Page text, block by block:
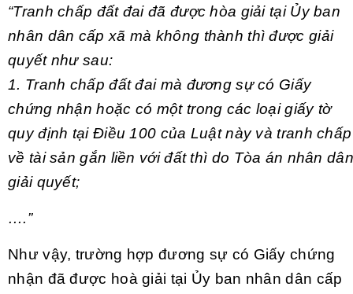
“Tranh chấp đất đai đã được hòa giải tại Ủy ban
nhân dân cấp xã mà không thành thì được giải
quyết như sau:
1. Tranh chấp đất đai mà đương sự có Giấy
chứng nhận hoặc có một trong các loại giấy tờ
quy định tại Điều 100 của Luật này và tranh chấp
về tài sản gắn liền với đất thì do Tòa án nhân dân
giải quyết;
….”
Như vậy, trường hợp đương sự có Giấy chứng
nhận đã được hoà giải tại Ủy ban nhân dân cấp